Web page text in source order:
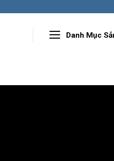
Danh Mục